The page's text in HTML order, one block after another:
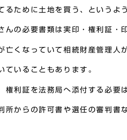
るために土地を買う、というよ
んの必要書類は実印・権利証・
亡くなっていて相続財産管理人
ていることもあります。
権利証を法務局へ添付する必要
所からの許可書や選任の審判書